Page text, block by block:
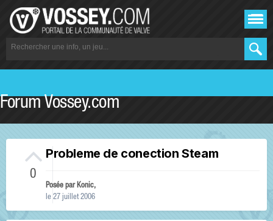
Forum Vossey.com
0
Probleme de conection Steam
Posée parKonic,
le 27 juillet 2006